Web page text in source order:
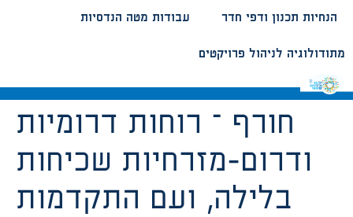
עבודות מטה הנדסיות הנחיות תכנון ודפי חדר
מתודולוגיה לניהול פרויקטים
חורף – רוחות דרומיות
ודרום-מזרחיות שכיחות
בלילה, ועם התקדמות